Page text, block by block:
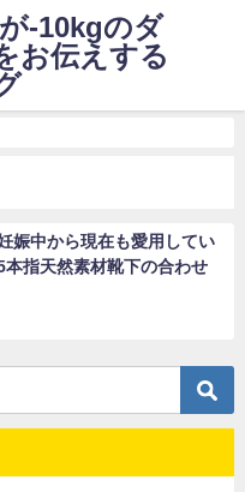
-10kgのダ
お伝えする
娠中から現在も愛用してい
本指天然素材靴下の合わせ